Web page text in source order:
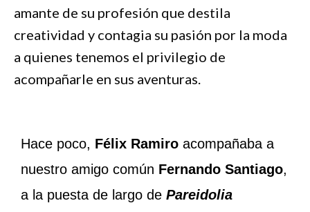
amante de su profesión que destila
creatividad y contagia su pasión por la moda
a quienes tenemos el privilegio de
acompañarle en sus aventuras.
Hace poco, Félix Ramiro acompañaba a
nuestro amigo común Fernando Santiago,
a la puesta de largo de Pareidolia